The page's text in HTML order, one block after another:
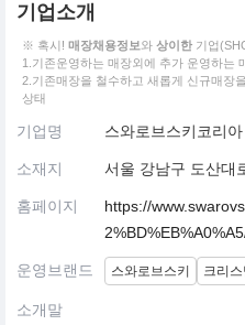
기업소개
※ 혹시! 매장채용정보와 상이한 기업
1.기존운영하는 매장외에 추가 운영하는
2.기존매장을 철수하고 새롭게 신규매장
상태
기업명 스와로브스키코리아
소재지 서울 강남구 도산대
홈페이지
https://
운영브랜드 스와로브스키 크리
소개말